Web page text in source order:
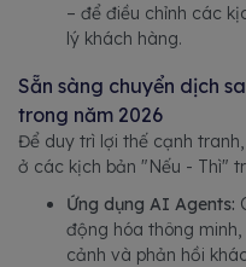
– để điều chỉnh các
lý khách hàng.
Sẵn sàng chuyển dịch
trong năm 2026
Để duy trì lợi thế cạnh
ở các kịch bản "Nếu - Thì"
Ứng dụng AI Agents:
động hóa thông
cảnh và phản hồi